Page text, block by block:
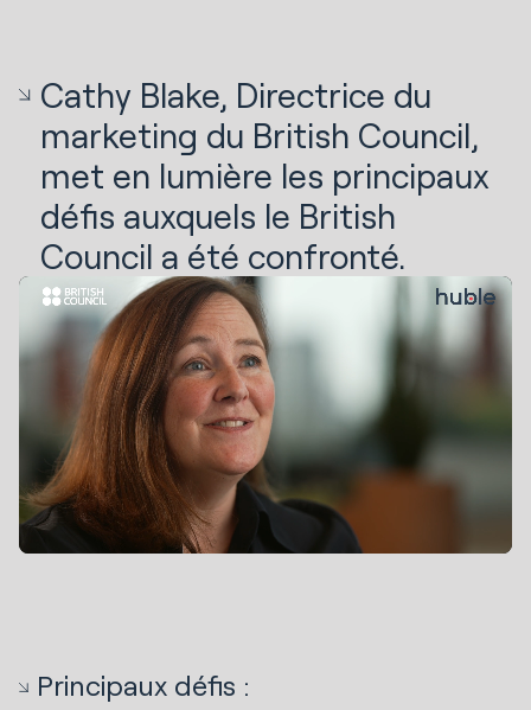
Cathy Blake, Directrice du
marketing du British Council,
met en lumière les principaux
défis auxquels le British
Council a été confronté.
Principaux défis :